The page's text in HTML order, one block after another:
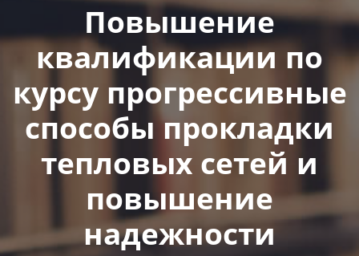
Повышение
квалификации по
курсу прогрессивные
способы прокладки
тепловых сетей и
повышение
надежности